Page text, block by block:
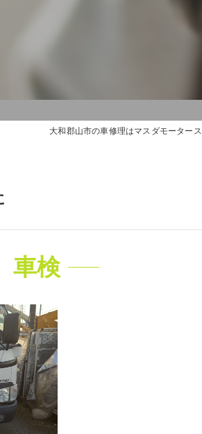
大和郡山市の車修理はマスダモータース
検